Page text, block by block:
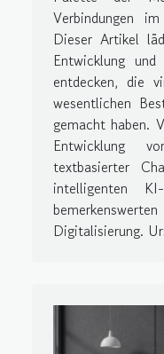
Verbindungen
Dieser Artikel
Entwicklung
entdecken, die
wesentlichen
gemacht haben.
Entwicklung
textbasierter
intelligenten
Digitalisierung.